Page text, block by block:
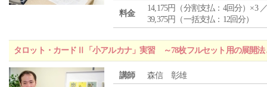
料金
14,175円（分割支払：4回分）×3
39,375円（一括支払：12回分）
タロット・カードⅡ「小アルカナ」実習 ～78枚フルセット用の展開法
講師
森信 彰雄